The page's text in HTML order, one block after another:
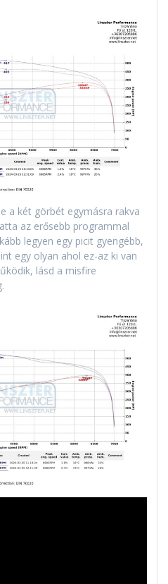
a két görbét egymásra rakva
az erősebb programmal
legyen egy picit gyengébb,
egy olyan ahol ez-az ki van
lásd a misfire